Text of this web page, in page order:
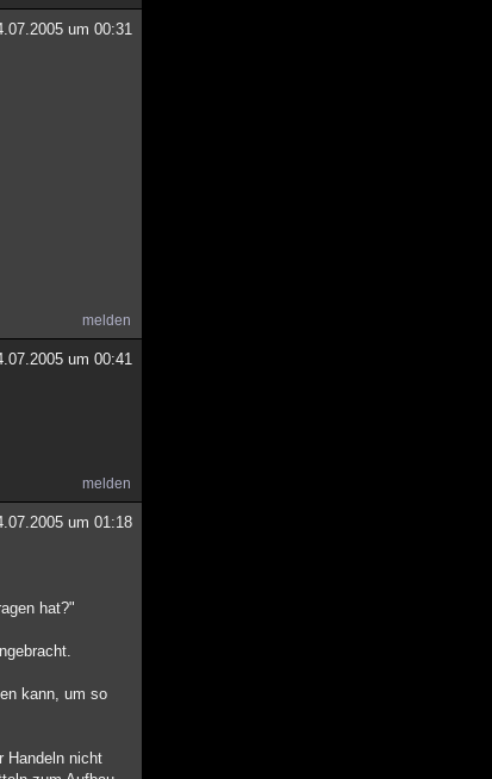
um 00:31
melden
um 00:41
melden
um 01:18
hat?"
kann, um so
Handeln nicht